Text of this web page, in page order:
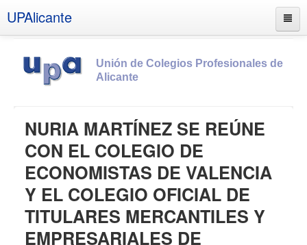
UPAlicante
Unión de Colegios Profesionales de
Alicante
Socios
Estatutos
Documentos
Boletines
NURIA MARTÍNEZ SE REÚNE
CON EL COLEGIO DE
ECONOMISTAS DE VALENCIA
Y EL COLEGIO OFICIAL DE
TITULARES MERCANTILES Y
EMPRESARIALES DE